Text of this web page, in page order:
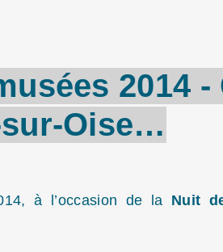
2014 -
sur-Oise…
à l’occasion de la Nuit